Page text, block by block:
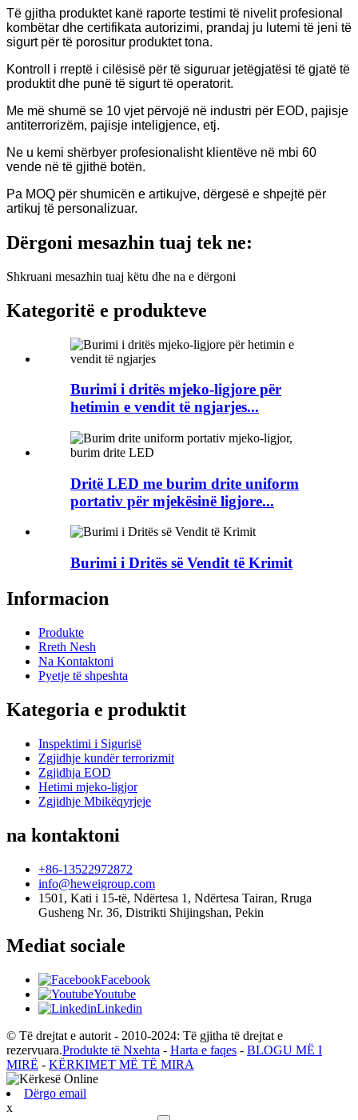
Të gjitha produktet kanë raporte testimi të nivelit profesional
kombëtar dhe certifikata autorizimi, prandaj ju lutemi të jeni të
sigurt për të porositur produktet tona.
Kontroll i rreptë i cilësisë për të siguruar jetëgjatësi të gjatë të
produktit dhe punë të sigurt të operatorit.
Me më shumë se 10 vjet përvojë në industri për EOD, pajisje
antiterrorizëm, pajisje inteligjence, etj.
Ne u kemi shërbyer profesionalisht klientëve në mbi 60
vende në të gjithë botën.
Pa MOQ për shumicën e artikujve, dërgesë e shpejtë për
artikuj të personalizuar.
Dërgoni mesazhin tuaj tek ne:
Shkruani mesazhin tuaj këtu dhe na e dërgoni
Kategoritë e produkteve
Burimi i dritës mjeko-ligjore për
hetimin e vendit të ngjarjes...
Dritë LED me burim drite uniform
portativ për mjekësinë ligjore...
Burimi i Dritës së Vendit të Krimit
Informacion
Produkte
Rreth Nesh
Na Kontaktoni
Pyetje të shpeshta
Kategoria e produktit
Inspektimi i Sigurisë
Zgjidhje kundër terrorizmit
Zgjidhja EOD
Hetimi mjeko-ligjor
Zgjidhje Mbikëqyrjeje
na kontaktoni
+86-13522972872
info@heweigroup.com
1501, Kati i 15-të, Ndërtesa 1, Ndërtesa Tairan, Rruga
Gusheng Nr. 36, Distrikti Shijingshan, Pekin
Mediat sociale
Facebook
Youtube
Linkedin
© Të drejtat e autorit - 2010-2024: Të gjitha të drejtat e
rezervuara.Produkte të Nxehta - Harta e faqes - BLOGU MË I
MIRË - KËRKIMET MË TË MIRA
Dërgo email
x